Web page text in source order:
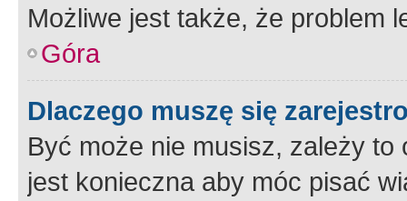
Możliwe jest także, że problem
Góra
Dlaczego muszę się
Być może nie musisz, zależy
jest konieczna aby móc pisać